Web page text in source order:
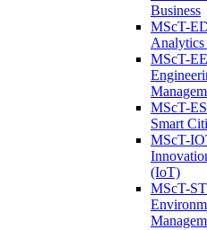
Business
MScT-
Analytics
MScT-
MScT-
Smart
MScT-
(IoT)
MScT-